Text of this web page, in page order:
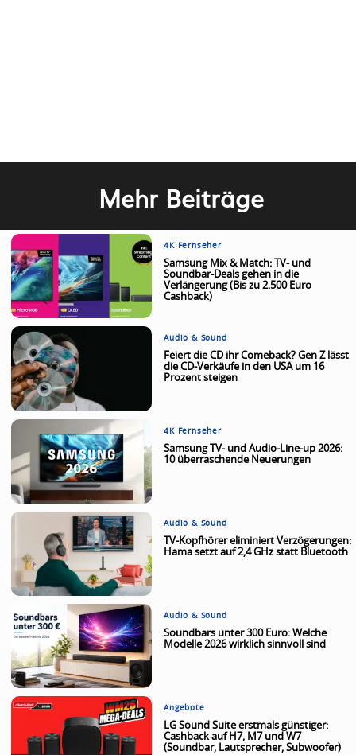
Mehr Beiträge
4K Fernseher
Samsung Mix & Match: TV- und
Soundbar-Deals gehen in die
Verlängerung (Bis zu 2.500 Euro
Cashback)
Audio & Sound
Feiert die CD ihr Comeback? Gen Z lässt
die CD-Verkäufe in den USA um 16
Prozent steigen
4K Fernseher
Samsung TV- und Audio-Line-up 2026:
10 überraschende Neuerungen
Audio & Sound
TV-Kopfhörer eliminiert Verzögerungen:
Hama setzt auf 2,4 GHz statt Bluetooth
Audio & Sound
Soundbars unter 300 Euro: Welche
Modelle 2026 wirklich sinnvoll sind
Angebote
LG Sound Suite erstmals günstiger:
Cashback auf H7, M7 und W7
(Soundbar, Lautsprecher, Subwoofer)